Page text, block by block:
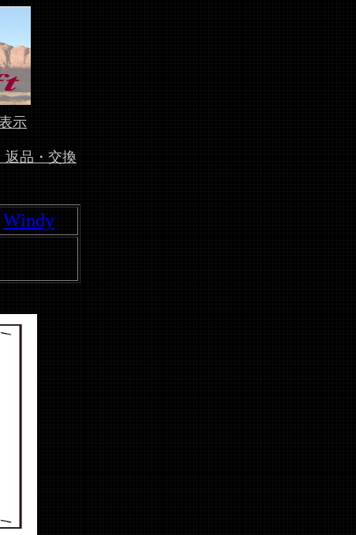
示
返品・交換
Windy